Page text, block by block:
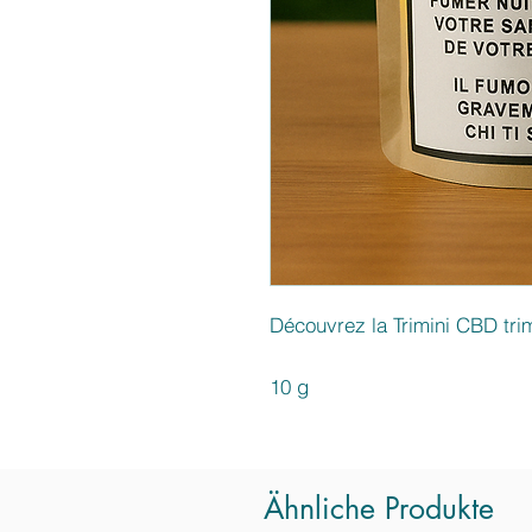
Découvrez la Trimini CBD
10 g
Ähnliche Produkte